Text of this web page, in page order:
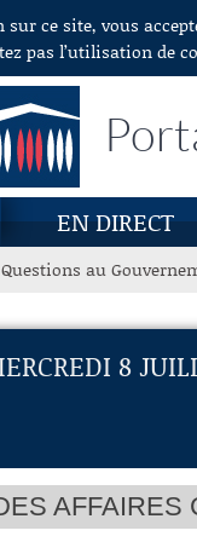
ce site, vous
pas l’utilisation
EN DIRECT
Questions au
8